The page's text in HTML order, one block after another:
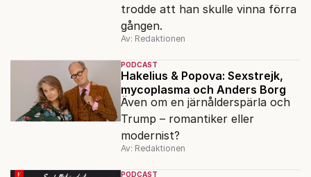
trodde att han skulle vinna förra
gången.
Av: Redaktionen
PODCAST
Hakelius & Popova: Sexstrejk,
mycoplasma och Anders Borg
Även om en järnålderspärla och
Trump – romantiker eller
modernist?
Av: Redaktionen
PODCAST